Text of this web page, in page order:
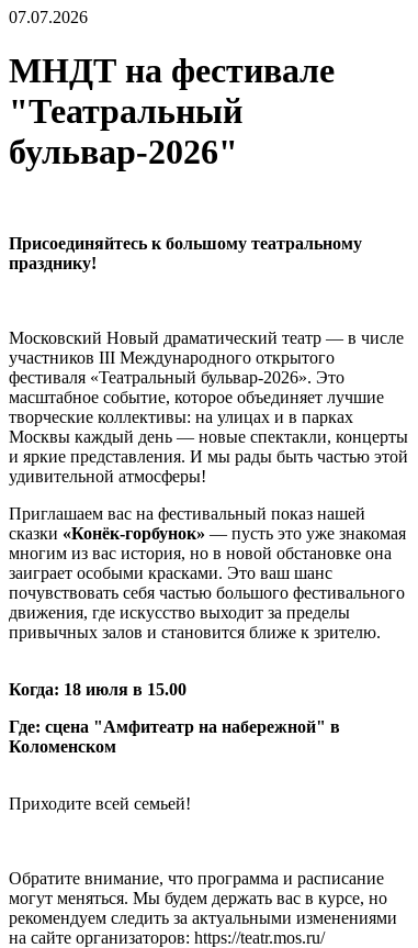
07.07.2026
МНДТ на фестивале
"Театральный
бульвар-2026"
Присоединяйтесь к большому театральному
празднику!
Московский Новый драматический театр — в числе
участников III Международного открытого
фестиваля «Театральный бульвар‑2026». Это
масштабное событие, которое объединяет лучшие
творческие коллективы: на улицах и в парках
Москвы каждый день — новые спектакли, концерты
и яркие представления. И мы рады быть частью этой
удивительной атмосферы!
Приглашаем вас на фестивальный показ нашей
сказки «Конёк‑горбунок» — пусть это уже знакомая
многим из вас история, но в новой обстановке она
заиграет особыми красками. Это ваш шанс
почувствовать себя частью большого фестивального
движения, где искусство выходит за пределы
привычных залов и становится ближе к зрителю.
Когда: 18 июля в 15.00
Где: сцена "Амфитеатр на набережной" в
Коломенском
Приходите всей семьей!
Обратите внимание, что программа и расписание
могут меняться. Мы будем держать вас в курсе, но
рекомендуем следить за актуальными изменениями
на сайте организаторов: https://teatr.mos.ru/